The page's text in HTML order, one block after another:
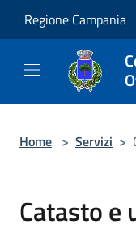
Regione Campania
Home > Servizi >
Catasto e